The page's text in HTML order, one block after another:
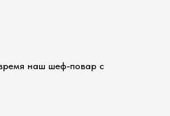
наш шеф-повар с